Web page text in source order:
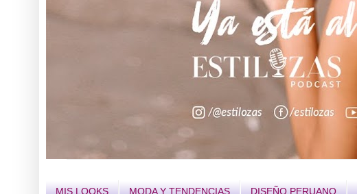
MIS LOOKS MODA Y TENDENCIAS DISEÑO PERUANO